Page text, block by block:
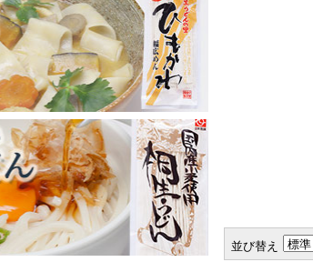
並び替え